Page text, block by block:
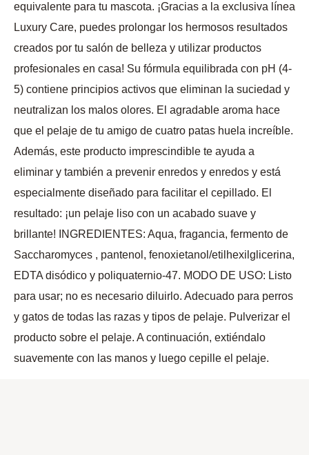
equivalente para tu mascota. ¡Gracias a la exclusiva línea
Luxury Care, puedes prolongar los hermosos resultados
creados por tu salón de belleza y utilizar productos
profesionales en casa! Su fórmula equilibrada con pH (4-
5) contiene principios activos que eliminan la suciedad y
neutralizan los malos olores. El agradable aroma hace
que el pelaje de tu amigo de cuatro patas huela increíble.
Además, este producto imprescindible te ayuda a
eliminar y también a prevenir enredos y enredos y está
especialmente diseñado para facilitar el cepillado. El
resultado: ¡un pelaje liso con un acabado suave y
brillante! INGREDIENTES: Aqua, fragancia, fermento de
Saccharomyces , pantenol, fenoxietanol/etilhexilglicerina,
EDTA disódico y poliquaternio-47. MODO DE USO: Listo
para usar; no es necesario diluirlo. Adecuado para perros
y gatos de todas las razas y tipos de pelaje. Pulverizar el
producto sobre el pelaje. A continuación, extiéndalo
suavemente con las manos y luego cepille el pelaje.